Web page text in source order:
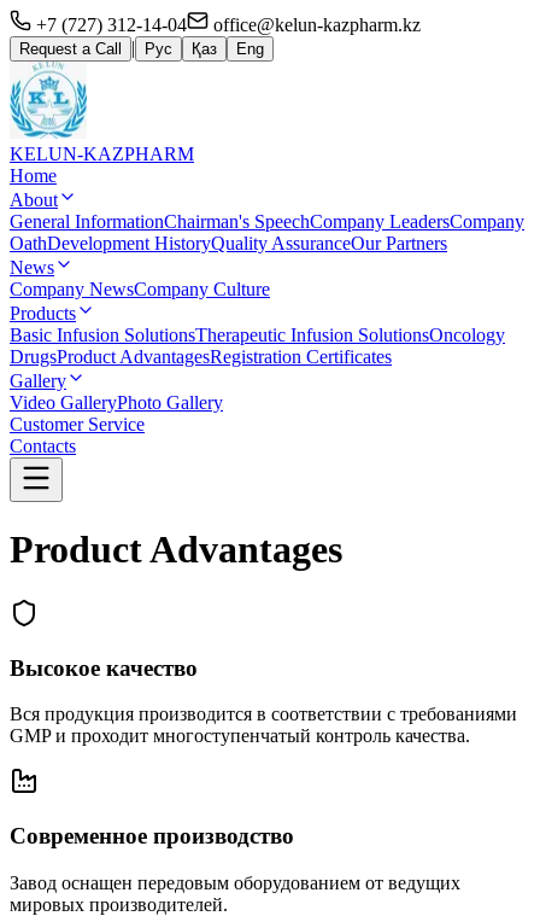
+7 (727) 312-14-04 office@kelun-kazpharm.kz
Request a Call | Рус Қаз Eng
KELUN-KAZPHARM
Home
About
General InformationChairman's SpeechCompany LeadersCompany
OathDevelopment HistoryQuality AssuranceOur Partners
News
Company NewsCompany Culture
Products
Basic Infusion SolutionsTherapeutic Infusion SolutionsOncology
DrugsProduct AdvantagesRegistration Certificates
Gallery
Video GalleryPhoto Gallery
Customer Service
Contacts
Product Advantages
Высокое качество
Вся продукция производится в соответствии с требованиями
GMP и проходит многоступенчатый контроль качества.
Современное производство
Завод оснащен передовым оборудованием от ведущих
мировых производителей.